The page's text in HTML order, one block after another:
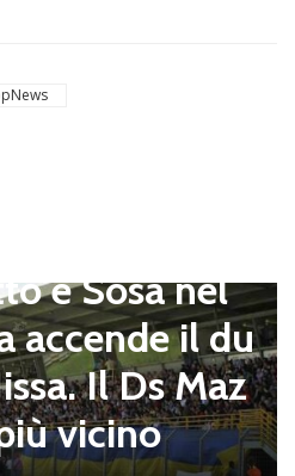
senza
e Sosa nel
accende il du
Il Ds Maz
vicino